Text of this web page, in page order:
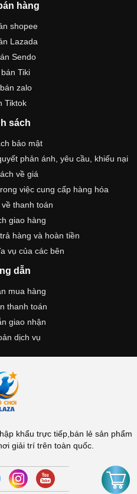
hàng
shopee
Lazada
Sendo
Tiki
zalo
Tiktok
sách
bảo mật
phản ánh, yêu cầu, khiếu nại
về giá
việc cung cấp hàng hóa
thanh toán
giao hàng
hàng và hoàn tiền
vụ của các bên
dẫn
mua hàng
thanh toán
giao nhận
dịch vụ
khẩu trực tiếp,bán lẻ sản phẩm
giải trí trên toàn quốc.